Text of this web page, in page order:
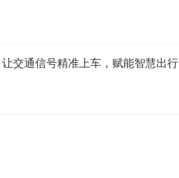
交通信号精准上车，赋能智慧出行